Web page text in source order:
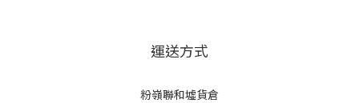
運送方式
粉嶺聯和墟貨倉